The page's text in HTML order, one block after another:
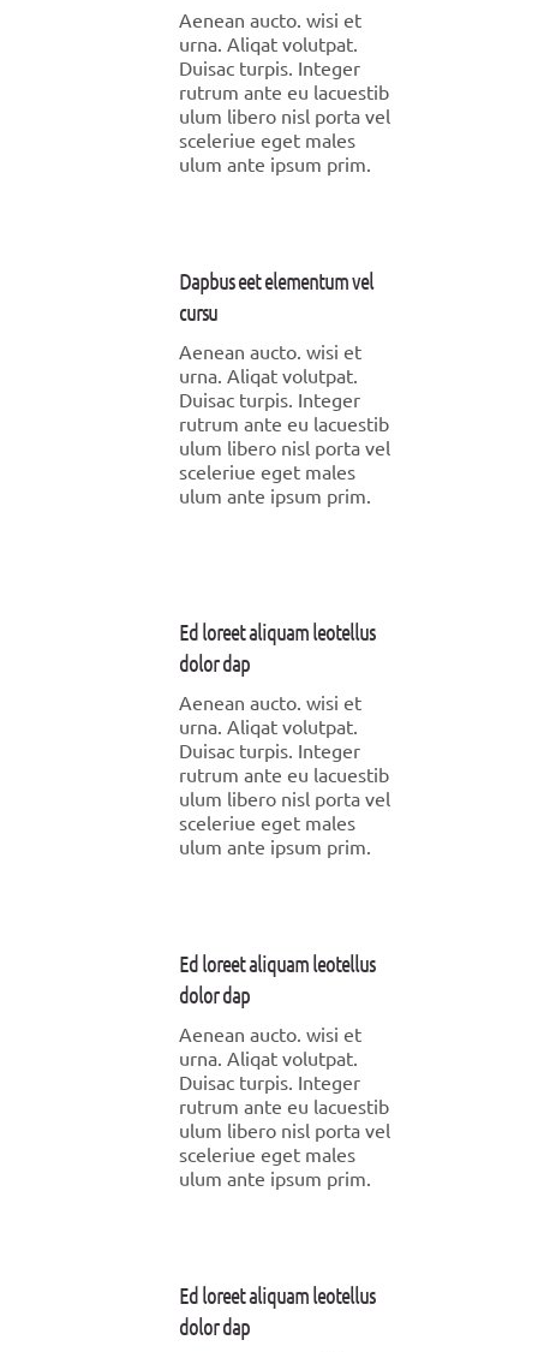
Aenean aucto. wisi et
urna. Aliqat volutpat.
Duisac turpis. Integer
rutrum ante eu lacuestib
ulum libero nisl porta vel
sceleriue eget males
ulum ante ipsum prim.
Dapbus eet elementum vel
cursu
Aenean aucto. wisi et
urna. Aliqat volutpat.
Duisac turpis. Integer
rutrum ante eu lacuestib
ulum libero nisl porta vel
sceleriue eget males
ulum ante ipsum prim.
Ed loreet aliquam leotellus
dolor dap
Aenean aucto. wisi et
urna. Aliqat volutpat.
Duisac turpis. Integer
rutrum ante eu lacuestib
ulum libero nisl porta vel
sceleriue eget males
ulum ante ipsum prim.
Ed loreet aliquam leotellus
dolor dap
Aenean aucto. wisi et
urna. Aliqat volutpat.
Duisac turpis. Integer
rutrum ante eu lacuestib
ulum libero nisl porta vel
sceleriue eget males
ulum ante ipsum prim.
Ed loreet aliquam leotellus
dolor dap